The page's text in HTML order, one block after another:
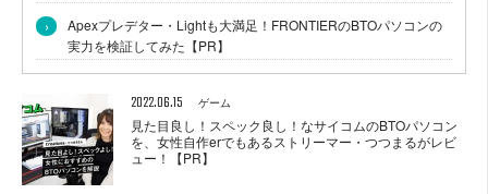
›
Apexプレデター・Lightも大満足！FRONTIERのBTOパソコンの
実力を検証してみた【PR】
2022.06.15 ゲーム
見た目良し！スペック良し！なサイコムのBTOパソコン
を、女性自作erでもあるストリーマー・つつまるがレビ
ュー！【PR】